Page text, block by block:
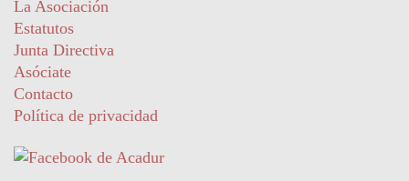
La Asociación
Estatutos
Junta Directiva
Asóciate
Contacto
Política de privacidad